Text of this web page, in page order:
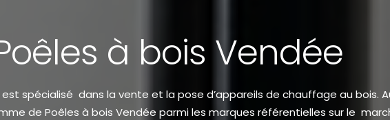
à bois Vendée
est spécialisé dans la vente et la pose d’appareils de chauffage au bois.
de Poêles à bois Vendée parmi les marques référentielles sur le